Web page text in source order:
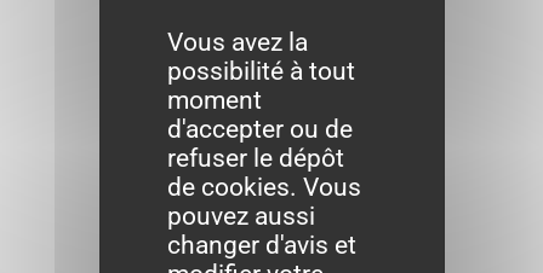
Vous avez la
possibilité à tout
moment
d'accepter ou de
refuser le dépôt
de cookies. Vous
pouvez aussi
changer d'avis et